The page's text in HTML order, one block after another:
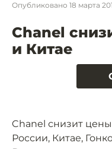
Опубликовано 18 марта
Chanel
и Китае
Chanel снизит
России, Китае,